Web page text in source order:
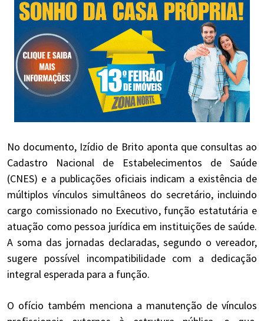
No documento, Izídio de Brito aponta que consultas ao
Cadastro Nacional de Estabelecimentos de Saúde
(CNES) e a publicações oficiais indicam a existência de
múltiplos vínculos simultâneos do secretário, incluindo
cargo comissionado no Executivo, função estatutária e
atuação como pessoa jurídica em instituições de saúde.
A soma das jornadas declaradas, segundo o vereador,
sugere possível incompatibilidade com a dedicação
integral esperada para a função.
O ofício também menciona a manutenção de vínculos